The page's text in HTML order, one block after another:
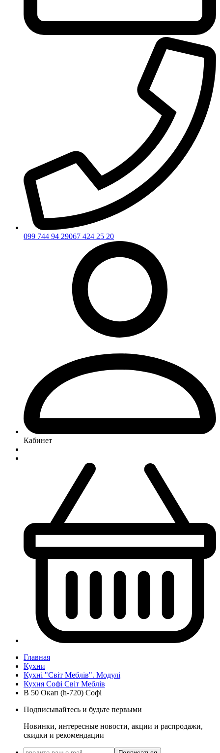
099 744 94 29067 424 25 20
Кабинет
Главная
Кухни
Кухні "Світ Меблів". Модулі
Кухня Софі Світ Меблів
В 50 Окап (h-720) Софі
Подписывайтесь и будьте первыми
Новинки, интересные новости, акции и распродажи,
скидки и рекомендации